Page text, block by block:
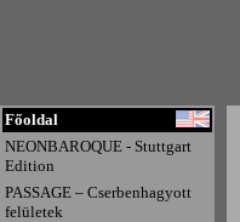
Főoldal
NEONBAROQUE - Stuttgart
Edition
PASSAGE – Cserbenhagyott
felületek